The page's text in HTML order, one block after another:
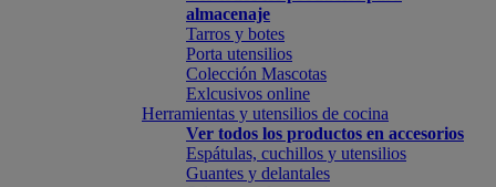
almacenaje
Tarros y botes
Porta utensilios
Colección Mascotas
Exlcusivos online
Herramientas y utensilios de cocina
Ver todos los productos en accesorios
Espátulas, cuchillos y utensilios
Guantes y delantales